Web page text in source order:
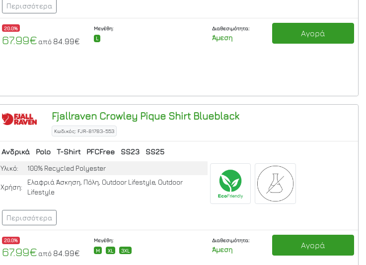
Περισσότερα
20.0%
67.99€ από 84.99€
Μεγέθη:
L
Διαθεσιμότητα:
Άμεση Αγορά
FjallravenCrowley Pique ShirtBlueblack
Κωδικός: FJR-81783-553
Ανδρικά Polo T-Shirt PFCFree SS23 SS25
Υλικό: 100% Recycled Polyester
Χρήση:
Ελαφριά Άσκηση, Πόλη, Outdoor Lifestyle, Outdoor
Lifestyle
Περισσότερα
20.0%
67.99€ από 84.99€
Μεγέθη:
M
XL 3XL
Διαθεσιμότητα:
Άμεση Αγορά